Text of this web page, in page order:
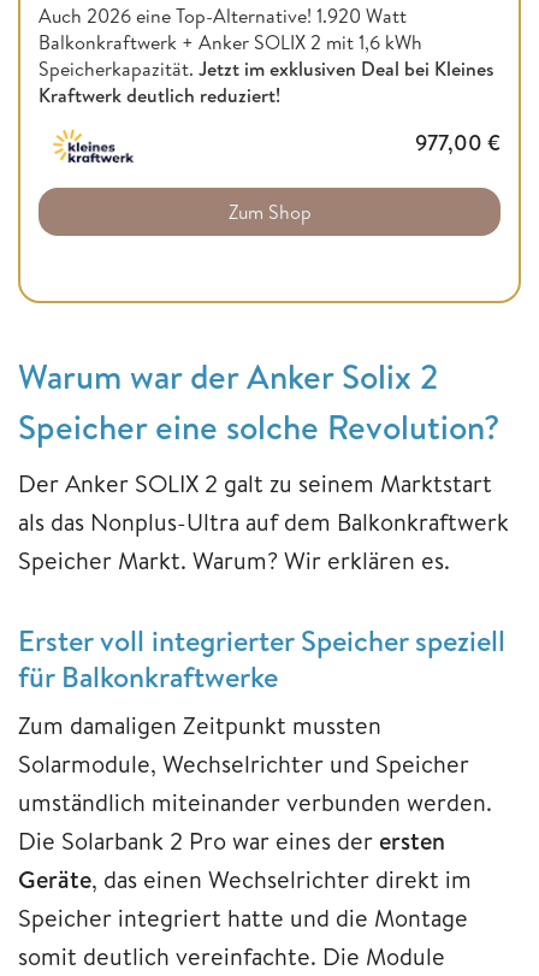
Auch 2026 eine Top-Alternative! 1.920 Watt
Balkonkraftwerk + Anker SOLIX 2 mit 1,6 kWh
Speicherkapazität. Jetzt im exklusiven Deal bei Kleines
Kraftwerk deutlich reduziert!
977,00 €
Zum Shop
Warum war der Anker Solix 2
Speicher eine solche Revolution?
Der Anker SOLIX 2 galt zu seinem Marktstart
als das Nonplus-Ultra auf dem Balkonkraftwerk
Speicher Markt. Warum? Wir erklären es.
Erster voll integrierter Speicher speziell
für Balkonkraftwerke
Zum damaligen Zeitpunkt mussten
Solarmodule, Wechselrichter und Speicher
umständlich miteinander verbunden werden.
Die Solarbank 2 Pro war eines der ersten
Geräte, das einen Wechselrichter direkt im
Speicher integriert hatte und die Montage
somit deutlich vereinfachte. Die Module